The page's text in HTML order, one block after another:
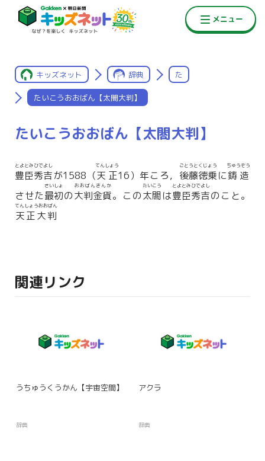
キッズネット 辞典 た
たいこうおおばん【太閤大判】
たいこうおおばん【太閤大判】
豊臣秀吉
とよとみひでよし
が1588（天正
てんしょう
16）年ころ， 後藤徳乗
ごとうとくじょう
に鋳造
ちゅうぞう
させた最初
さいしょ
の大判金貨
おおばんきんか
。この太閤
たいこう
は豊臣秀吉
とよとみひでよし
のこと。
天正大判
てんしょうおおばん
関連リンク
うちゅうくうかん【宇宙空間】
辞典
アクラ
辞典